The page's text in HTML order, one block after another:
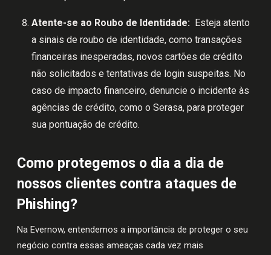
Atente-se ao Roubo de Identidade: Esteja atento
a sinais de roubo de identidade, como transações
financeiras inesperadas, novos cartões de crédito
não solicitados e tentativas de login suspeitas. No
caso de impacto financeiro, denuncie o incidente às
agências de crédito, como o Serasa, para proteger
sua pontuação de crédito.
Como protegemos o dia a dia de
nossos clientes contra ataques de
Phishing?
Na Evernow, entendemos a importância de proteger o seu
negócio contra essas ameaças cada vez mais